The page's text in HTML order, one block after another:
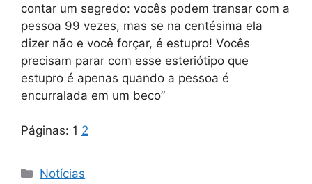
contar um segredo: vocês podem transar com a
pessoa 99 vezes, mas se na centésima ela
dizer não e você forçar, é estupro! Vocês
precisam parar com esse esteriótipo que
estupro é apenas quando a pessoa é
encurralada em um beco”
Páginas: 1 2
Categorias
Notícias